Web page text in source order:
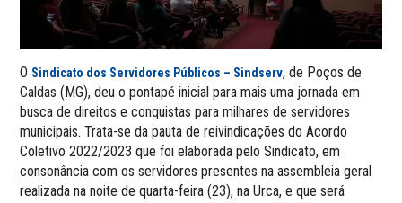
O Sindicato dos Servidores Públicos – Sindserv, de Poços de
Caldas (MG), deu o pontapé inicial para mais uma jornada em
busca de direitos e conquistas para milhares de servidores
municipais. Trata-se da pauta de reivindicações do Acordo
Coletivo 2022/2023 que foi elaborada pelo Sindicato, em
consonância com os servidores presentes na assembleia geral
realizada na noite de quarta-feira (23), na Urca, e que será